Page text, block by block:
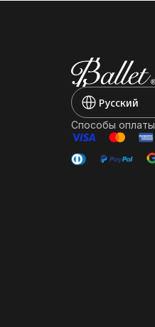
Pусский
Способы оплаты